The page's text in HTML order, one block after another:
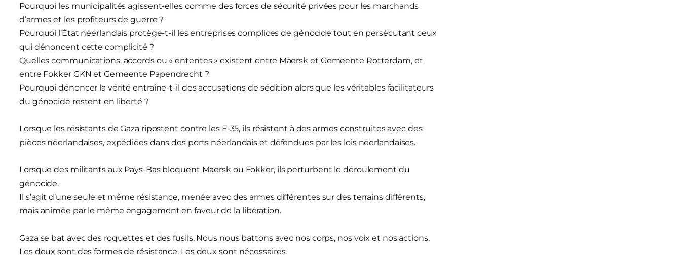
Pourquoi les municipalités agissent-elles comme des forces de sécurité privées pour les marchands
d’armes et les profiteurs de guerre ?
Pourquoi l’État néerlandais protège-t-il les entreprises complices de génocide tout en persécutant ceux
qui dénoncent cette complicité ?
Quelles communications, accords ou « ententes » existent entre Maersk et Gemeente Rotterdam, et
entre Fokker GKN et Gemeente Papendrecht ?
Pourquoi dénoncer la vérité entraîne-t-il des accusations de sédition alors que les véritables facilitateurs
du génocide restent en liberté ?
Lorsque les résistants de Gaza ripostent contre les F-35, ils résistent à des armes construites avec des
pièces néerlandaises, expédiées dans des ports néerlandais et défendues par les lois néerlandaises.
Lorsque des militants aux Pays-Bas bloquent Maersk ou Fokker, ils perturbent le déroulement du
génocide.
Il s’agit d’une seule et même résistance, menée avec des armes différentes sur des terrains différents,
mais animée par le même engagement en faveur de la libération.
Gaza se bat avec des roquettes et des fusils. Nous nous battons avec nos corps, nos voix et nos actions.
Les deux sont des formes de résistance. Les deux sont nécessaires.